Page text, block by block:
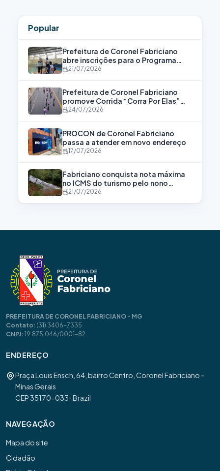
Popular
Prefeitura de Coronel Fabriciano
abre inscrições para o Programa
Bolsa Atleta
21/07/2026
Prefeitura de Coronel Fabriciano
promove Corrida “Corra Por Elas”
para fortalecer a luta contra a
24/07/2026
PROCON de Coronel Fabriciano
passa a atender em novo endereço
17/07/2026
Fabriciano conquista nota máxima
no ICMS do turismo pelo nono
consecutivo
21/07/2026
PREFEITURA DE CORONEL FABRICIANO - MG
Contato: (31) 3406-7335
CNPJ:19.875.046/0001-82
ENDEREÇO
Praça Louis Ensch, 64, bairro Centro, Coronel Fabriciano -
Minas Gerais
CEP 35170-033 · Brazil
NAVEGAÇÃO
Mapa do site
Cidadão